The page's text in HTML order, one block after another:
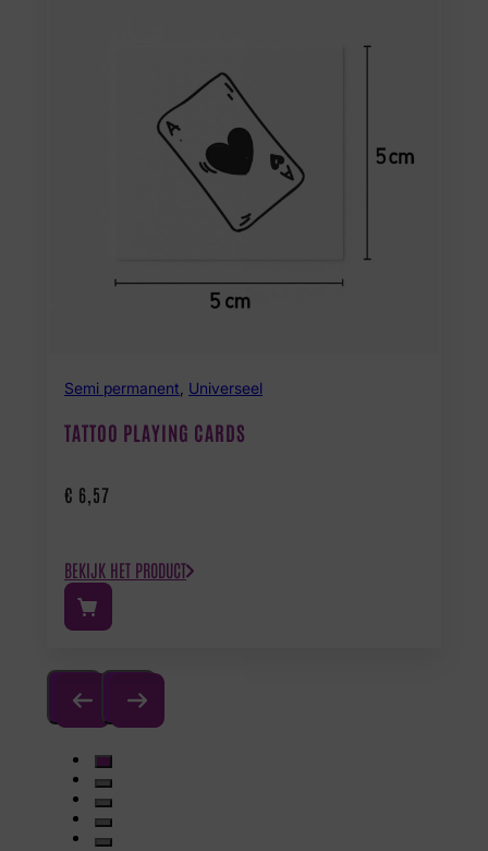
Semi permanent Universeel
TATTOO PLAYING CARDS
€ 6,57
BEKIJK HET PRODUCT